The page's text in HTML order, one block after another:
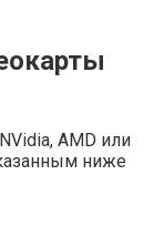
AMD или
ниже